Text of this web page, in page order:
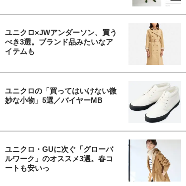
ユニクロ×JWアンダーソン、買う
べき3選。ブランド品みたいなア
イテムも
ユニクロの「買ってはいけない微
妙な小物」5選／バイヤーMB
ユニクロ・GUに次ぐ「グローバ
ルワーク」のオススメ3選。春コ
ートも安いっ